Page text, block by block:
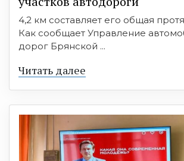
4,2 км составляет его общая
Как сообщает Управление
дорог Брянской ...
Читать далее